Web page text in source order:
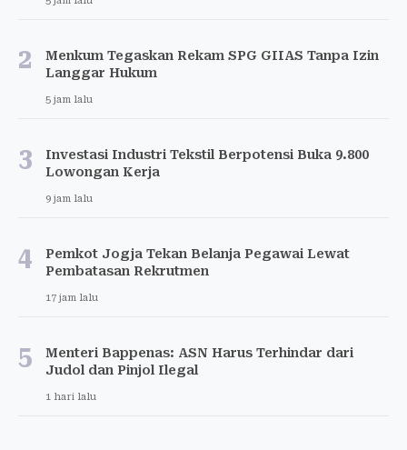
2
Menkum Tegaskan Rekam SPG GIIAS Tanpa Izin
Langgar Hukum
5 jam lalu
3
Investasi Industri Tekstil Berpotensi Buka 9.800
Lowongan Kerja
9 jam lalu
4
Pemkot Jogja Tekan Belanja Pegawai Lewat
Pembatasan Rekrutmen
17 jam lalu
5
Menteri Bappenas: ASN Harus Terhindar dari
Judol dan Pinjol Ilegal
1 hari lalu